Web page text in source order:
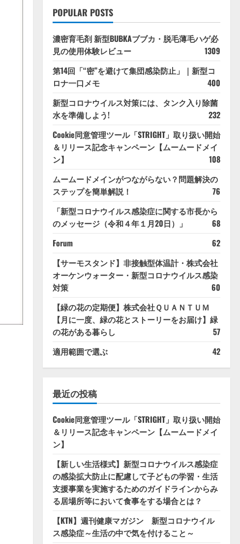
POPULAR POSTS
濃密育毛剤 新型BUBKAブブカ・脱毛薄毛ハゲ必
見の使用体験レビュー
1309
第14回「“密”を避けて集団感染防止」｜新型コ
ロナ一口メモ
400
新型コロナウイルス対策には、タンク入り除菌
水を準備しよう!
232
Cookie同意管理ツール「STRIGHT」取り扱い開始
＆リリース記念キャンペーン【ムームードメイ
ン】
108
ムームードメインがつながらない？問題解決の
ステップを簡単解説！
76
「新型コロナウイルス感染症に関する市長から
のメッセージ（令和４年１月20日）」
68
Forum
62
【サーモスタンド】非接触型体温計・株式会社
オーケンウォーター・新型コロナウイルス感染
対策
60
【緑の花の定期便】株式会社ＱＵＡＮＴＵＭ
【月に一度、緑の花とストーリーをお届け】緑
の花がある暮らし
57
適用範囲で選ぶ
42
最近の投稿
Cookie同意管理ツール「STRIGHT」取り扱い開始
＆リリース記念キャンペーン【ムームードメイ
ン】
【新しい生活様式】新型コロナウイルス感染症
の感染拡大防止に配慮して子どもの学習・生活
支援事業を実施するためのガイドラインからみ
る居場所等において食事をする場合とは？
【KTN】週刊健康マガジン 新型コロナウイル
ス感染症～生活の中で気を付けること～